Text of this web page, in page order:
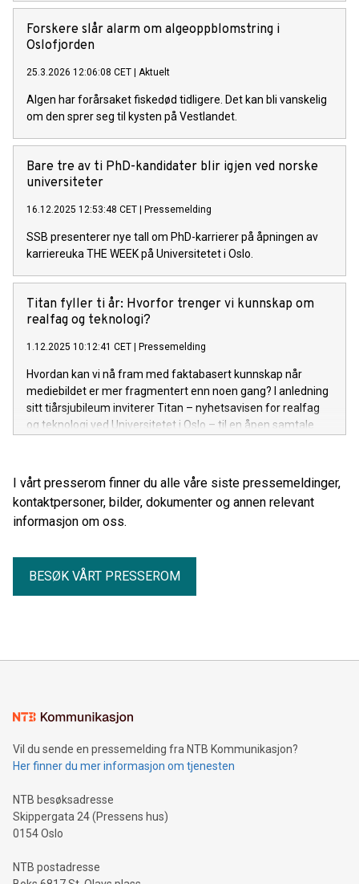
Forskere slår alarm om algeoppblomstring i
Oslofjorden
25.3.2026 12:06:08 CET Aktuelt
Algen har forårsaket fiskedød tidligere. Det kan bli vanskelig
om den sprer seg til kysten på Vestlandet.
Bare tre av ti PhD-kandidater blir igjen ved norske
universiteter
16.12.2025 12:53:48 CET Pressemelding
SSB presenterer nye tall om PhD-karrierer på åpningen av
karriereuka THE WEEK på Universitetet i Oslo.
Titan fyller ti år: Hvorfor trenger vi kunnskap om
realfag og teknologi?
1.12.2025 10:12:41 CET Pressemelding
Hvordan kan vi nå fram med faktabasert kunnskap når
mediebildet er mer fragmentert enn noen gang? I anledning
sitt tiårsjubileum inviterer Titan – nyhetsavisen for realfag
og teknologi ved Universitetet i Oslo – til en åpen samtale
I vårt presserom finner du alle våre siste pressemeldinger,
kontaktpersoner, bilder, dokumenter og annen relevant
informasjon om oss.
BESØK VÅRT PRESSEROM
Vil du sende en pressemelding fra NTB Kommunikasjon?
Her finner du mer informasjon om tjenesten
NTB besøksadresse
Skippergata 24 (Pressens hus)
0154 Oslo
NTB postadresse